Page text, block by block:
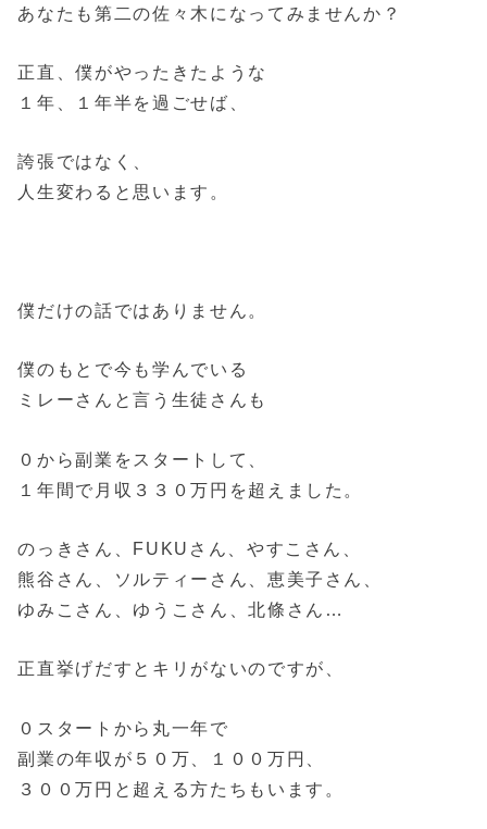
あなたも第二の佐々木になってみませんか？
正直、僕がやったきたような
１年、１年半を過ごせば、
誇張ではなく、
人生変わると思います。
僕だけの話ではありません。
僕のもとで今も学んでいる
ミレーさんと言う生徒さんも
０から副業をスタートして、
１年間で月収３３０万円を超えました。
のっきさん、FUKUさん、やすこさん、
熊谷さん、ソルティーさん、恵美子さん、
ゆみこさん、ゆうこさん、北條さん…
正直挙げだすとキリがないのですが、
０スタートから丸一年で
副業の年収が５０万、１００万円、
３００万円と超える方たちもいます。